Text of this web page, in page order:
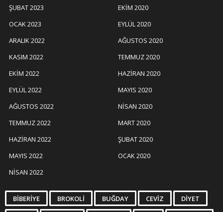
ŞUBAT 2023
OCAK 2023
ARALIK 2022
KASIM 2022
EKIM 2022
EYLÜL 2022
AĞUSTOS 2022
TEMMUZ 2022
HAZIRAN 2022
MAYIS 2022
NISAN 2022
EKIM 2020
EYLÜL 2020
AĞUSTOS 2020
TEMMUZ 2020
HAZIRAN 2020
MAYIS 2020
NISAN 2020
MART 2020
ŞUBAT 2020
OCAK 2020
BIBERIYE BROKOLI BUĞDAY CEVIZ DIYET